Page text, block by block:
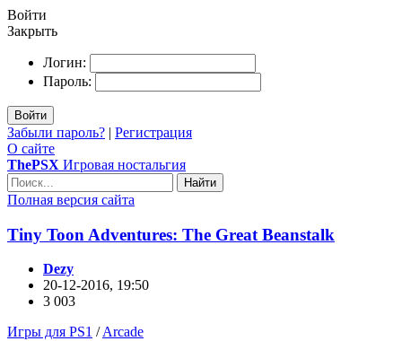
Войти
Закрыть
Логин:
Пароль:
Войти
Забыли пароль? | Регистрация
О сайте
ThePSX Игровая ностальгия
Найти
Полная версия сайта
Tiny Toon Adventures: The Great Beanstalk
Dezy
20-12-2016, 19:50
3 003
Игры для PS1 /Arcade